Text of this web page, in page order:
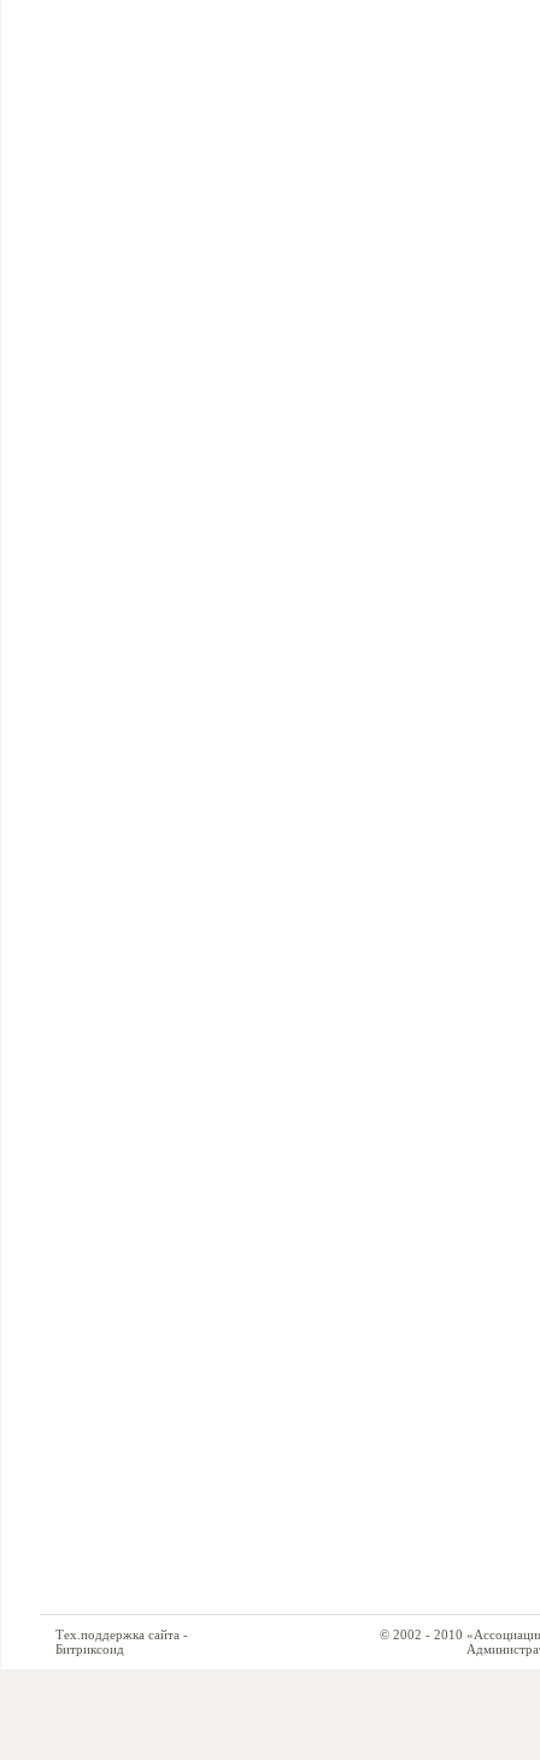
Тех.поддержка сайта -
Битриксоид
© 2002 - 2010 «Ассоциация